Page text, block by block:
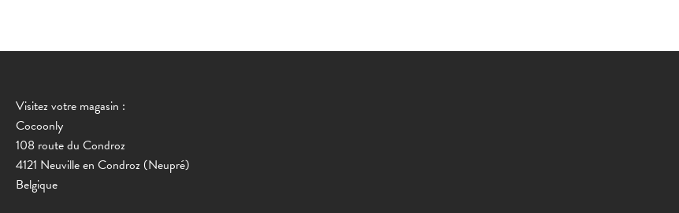
Visitez votre magasin :
Cocoonly
108 route du Condroz
4121 Neuville en Condroz (Neupré)
Belgique